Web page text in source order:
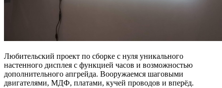
Любительский проект по сборке с нуля уникального
настенного дисплея с функцией часов и возможностью
дополнительного апгрейда. Вооружаемся шаговыми
двигателями, МДФ, платами, кучей проводов и вперёд.